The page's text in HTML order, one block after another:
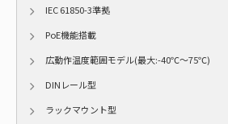
IEC 61850-3準拠
PoE機能搭載
広動作温度範囲モデル(最大:-40℃～75℃)
DINレール型
ラックマウント型